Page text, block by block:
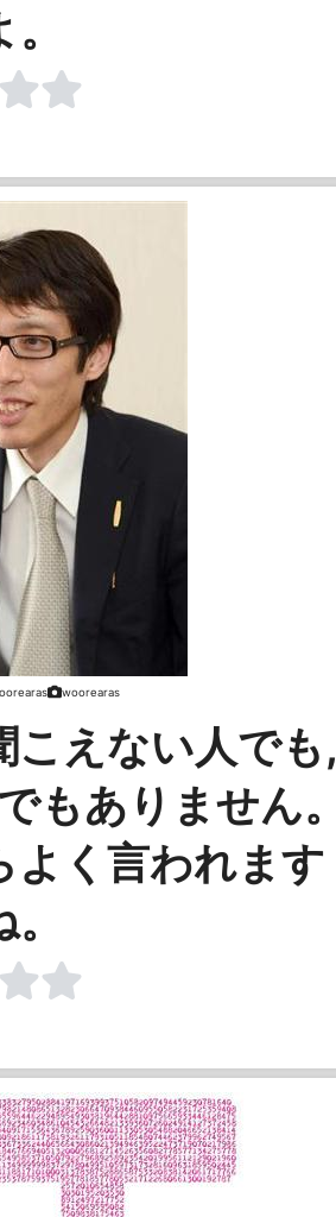
woorearas
こえない人でも,
もありません。
よく言われます